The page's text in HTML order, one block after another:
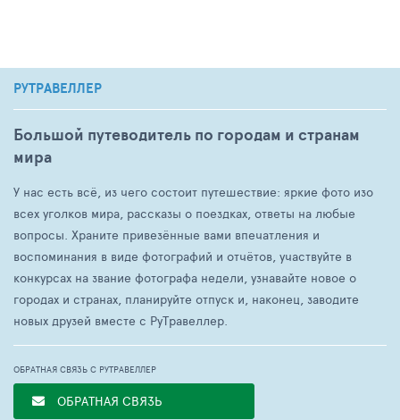
РУТРАВЕЛЛЕР
Большой путеводитель по городам и странам
мира
У нас есть всё, из чего состоит путешествие: яркие фото изо
всех уголков мира, рассказы о поездках, ответы на любые
вопросы. Храните привезённые вами впечатления и
воспоминания в виде фотографий и отчётов, участвуйте в
конкурсах на звание фотографа недели, узнавайте новое о
городах и странах, планируйте отпуск и, наконец, заводите
новых друзей вместе с РуТравеллер.
ОБРАТНАЯ СВЯЗЬ С РУТРАВЕЛЛЕР
ОБРАТНАЯ СВЯЗЬ